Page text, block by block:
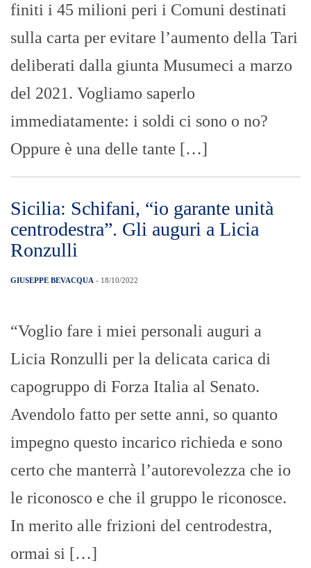
finiti i 45 milioni peri i Comuni destinati
sulla carta per evitare l’aumento della Tari
deliberati dalla giunta Musumeci a marzo
del 2021. Vogliamo saperlo
immediatamente: i soldi ci sono o no?
Oppure è una delle tante […]
Sicilia: Schifani, “io garante unità
centrodestra”. Gli auguri a Licia
Ronzulli
GIUSEPPE BEVACQUA - 18/10/2022
“Voglio fare i miei personali auguri a
Licia Ronzulli per la delicata carica di
capogruppo di Forza Italia al Senato.
Avendolo fatto per sette anni, so quanto
impegno questo incarico richieda e sono
certo che manterrà l’autorevolezza che io
le riconosco e che il gruppo le riconosce.
In merito alle frizioni del centrodestra,
ormai si […]